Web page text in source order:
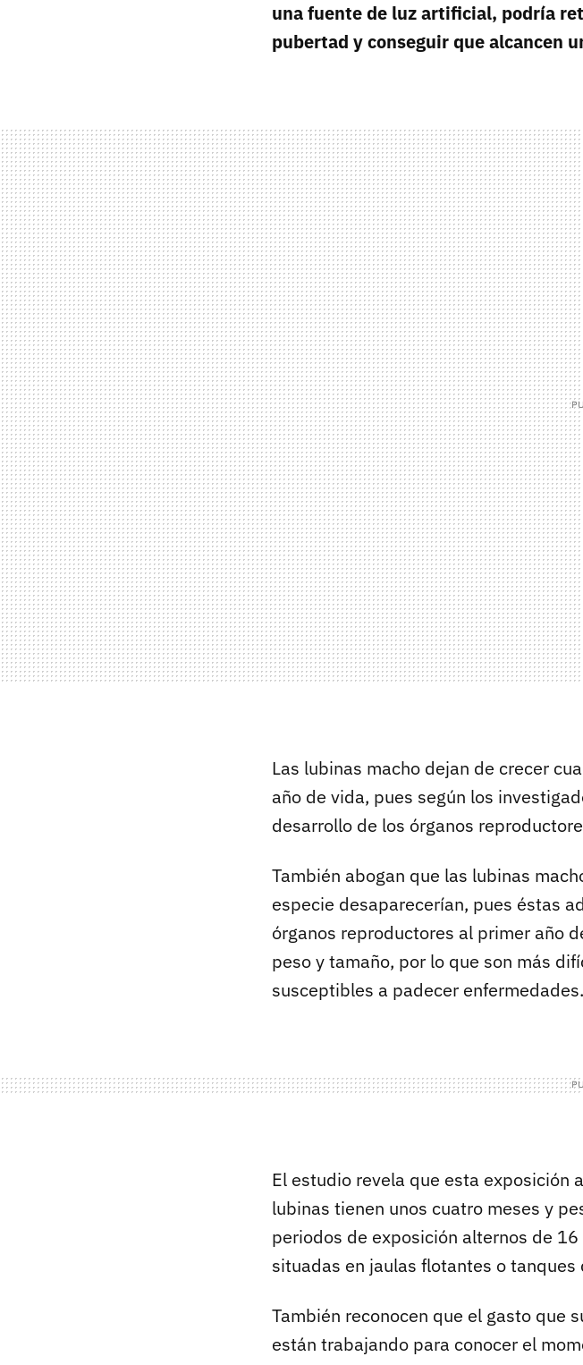
una fuente de luz artificial, podría
pubertad y conseguir que alcancen
Las lubinas macho dejan de crecer
año de vida, pues según los
desarrollo de los órganos
También abogan que las lubinas
especie desaparecerían, pues éstas
órganos reproductores al primer año
peso y tamaño, por lo que son más
susceptibles a padecer enfermedades.
El estudio revela que esta exposición
lubinas tienen unos cuatro meses y
periodos de exposición alternos de
situadas en jaulas flotantes o tanques
También reconocen que el gasto que
están trabajando para conocer el